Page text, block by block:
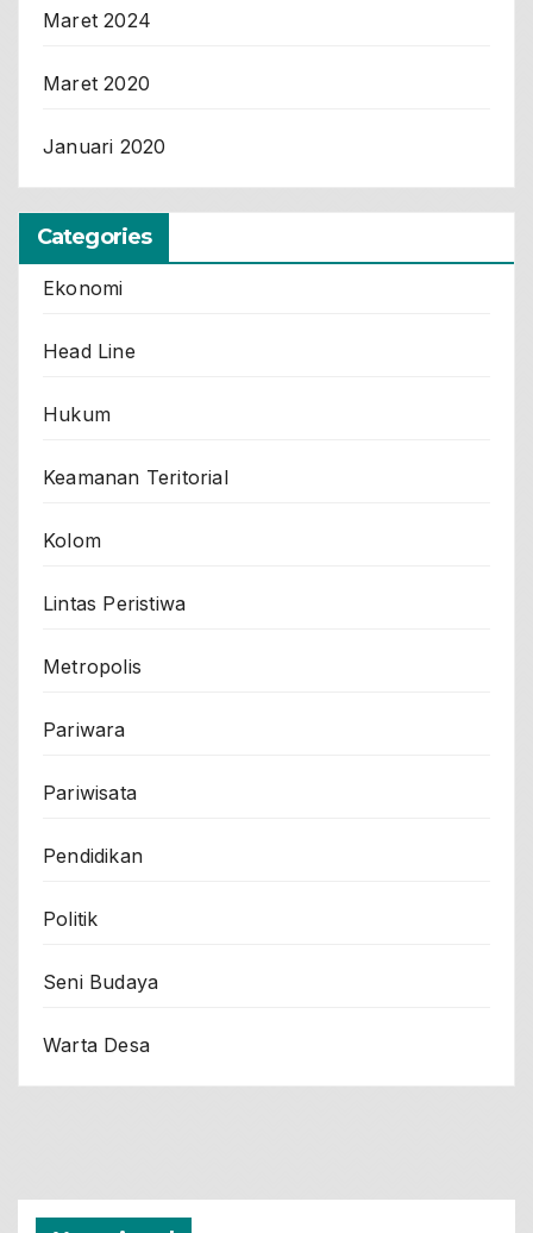
Maret 2024
Maret 2020
Januari 2020
Categories
Ekonomi
Head Line
Hukum
Keamanan Teritorial
Kolom
Lintas Peristiwa
Metropolis
Pariwara
Pariwisata
Pendidikan
Politik
Seni Budaya
Warta Desa